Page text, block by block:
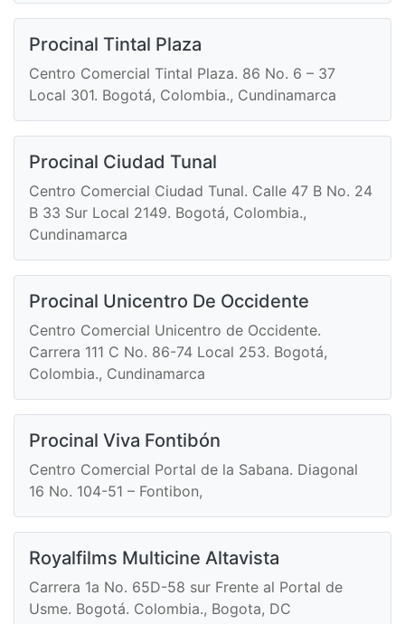
Procinal Tintal Plaza
Centro Comercial Tintal Plaza. 86 No. 6 – 37
Local 301. Bogotá, Colombia., Cundinamarca
Procinal Ciudad Tunal
Centro Comercial Ciudad Tunal. Calle 47 B No. 24
B 33 Sur Local 2149. Bogotá, Colombia.,
Cundinamarca
Procinal Unicentro De Occidente
Centro Comercial Unicentro de Occidente.
Carrera 111 C No. 86-74 Local 253. Bogotá,
Colombia., Cundinamarca
Procinal Viva Fontibón
Centro Comercial Portal de la Sabana. Diagonal
16 No. 104-51 – Fontibon,
Royalfilms Multicine Altavista
Carrera 1a No. 65D-58 sur Frente al Portal de
Usme. Bogotá. Colombia., Bogota, DC